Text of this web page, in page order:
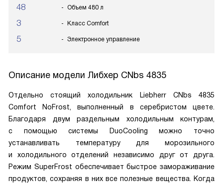
48 Объем 480 л
3 Класс Comfort
5 Электронное управление
Описание модели Либхер CNbs 4835
Отдельно стоящий холодильник Liebherr CNbs 4835
Comfort NoFrost, выполненный в серебристом цвете.
Благодаря двум раздельным холодильным контурам,
с помощью системы DuoCooling можно точно
устанавливать температуру для морозильного
и холодильного отделений независимо друг от друга.
Режим SuperFrost обеспечивает быстрое замораживание
продуктов, сохраняя в них все полезные вещества. Когда